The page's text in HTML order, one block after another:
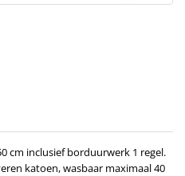
cm inclusief borduurwerk 1 regel.
katoen, wasbaar maximaal 40